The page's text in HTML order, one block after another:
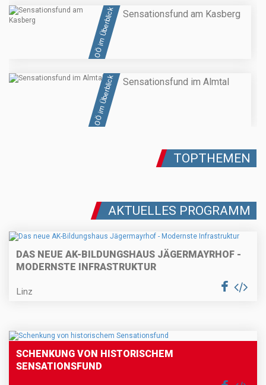
OÖ im Überblick Sensationsfund am Kasberg
OÖ im Überblick Sensationsfund im Almtal
TOPTHEMEN
AKTUELLES PROGRAMM
DAS NEUE AK-BILDUNGSHAUS JÄGERMAYRHOF -
MODERNSTE INFRASTRUKTUR
Linz
SCHENKUNG VON HISTORISCHEM
SENSATIONSFUND